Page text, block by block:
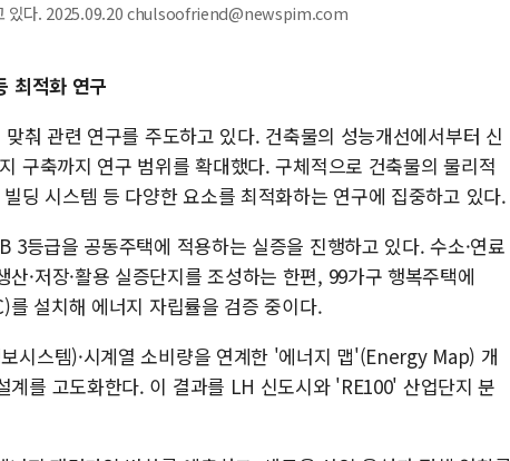
있다. 2025.09.20 chulsoofriend@newspim.com
최적화 연구
춰 관련 연구를 주도하고 있다. 건축물의 성능개선에서부터 신
구축까지 연구 범위를 확대했다. 구체적으로 건축물의 물리적
빌딩 시스템 등 다양한 요소를 최적화하는 연구에 집중하고 있다.
3등급을 공동주택에 적용하는 실증을 진행하고 있다. 수소·연료
·저장·활용 실증단지를 조성하는 한편, 99가구 행복주택에
설치해 에너지 자립률을 검증 중이다.
시스템)·시계열 소비량을 연계한 '에너지 맵'(Energy Map) 개
계를 고도화한다. 이 결과를 LH 신도시와 'RE100' 산업단지 분